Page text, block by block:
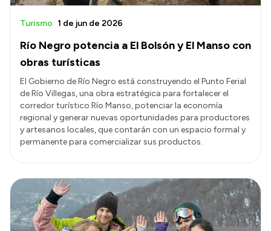
Río Negro potencia a El Bolsón y El Manso con
obras turísticas
Turismo 1 de jun de 2026
El Gobierno de Río Negro está construyendo el Punto Ferial
de Río Villegas, una obra estratégica para fortalecer el
corredor turístico Río Manso, potenciar la economía
regional y generar nuevas oportunidades para productores
y artesanos locales, que contarán con un espacio formal y
permanente para comercializar sus productos.